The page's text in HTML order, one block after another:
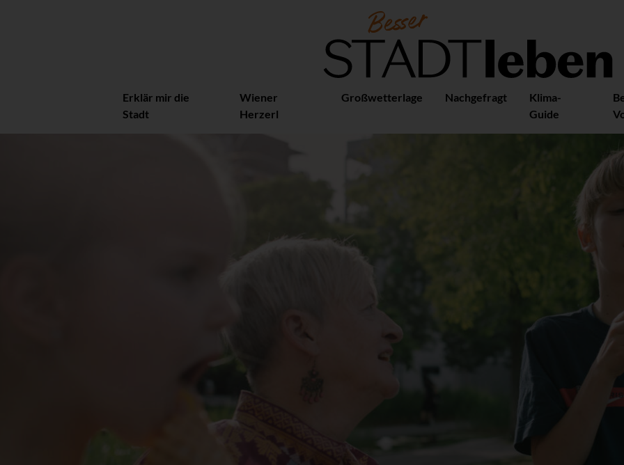
Erklär mir die
Stadt
Wiener
Herzerl
Großwetterlage Nachgefragt
Klima-
Guide